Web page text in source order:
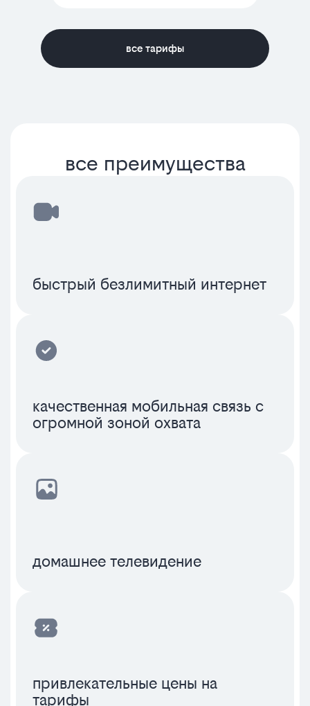
все тарифы
все преимущества
быстрый безлимитный интернет
качественная мобильная связь с
огромной зоной охвата
домашнее телевидение
привлекательные цены на
тарифы